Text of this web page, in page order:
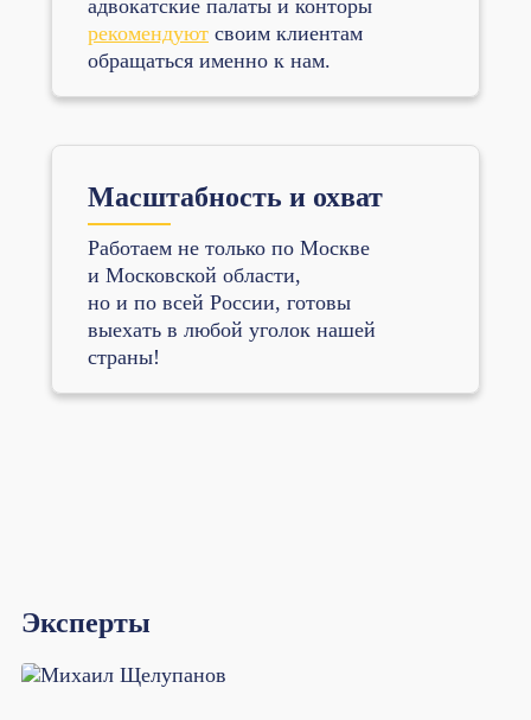
адвокатские палаты и конторы
рекомендуют своим клиентам
обращаться именно к нам.
Масштабность и охват
Работаем не только по Москве
и Московской области,
но и по всей России, готовы
выехать в любой уголок нашей
страны!
Эксперты